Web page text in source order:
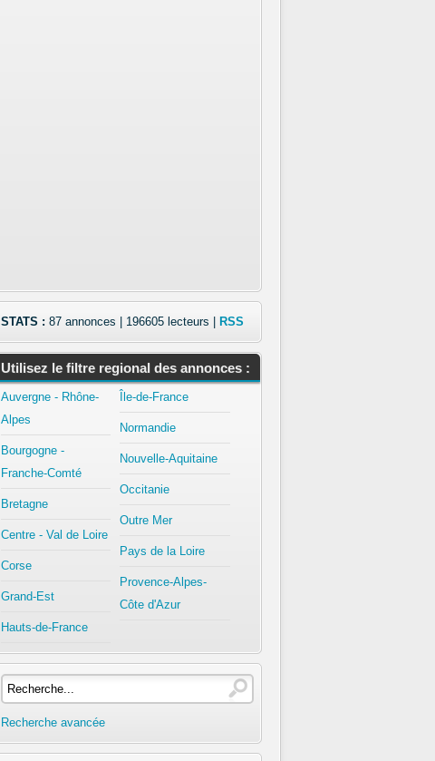
STATS : 87 annonces | 196605 lecteurs | RSS
Utilisez le filtre regional des annonces :
Auvergne - Rhône-
Alpes
Bourgogne -
Franche-Comté
Bretagne
Centre - Val de Loire
Corse
Grand-Est
Hauts-de-France
Île-de-France
Normandie
Nouvelle-Aquitaine
Occitanie
Outre Mer
Pays de la Loire
Provence-Alpes-
Côte d'Azur
Recherche avancée